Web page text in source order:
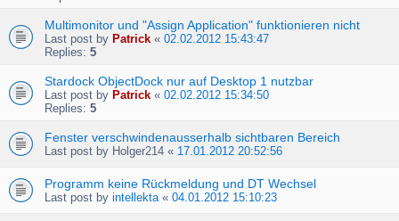
Multimonitor und "Assign Application" funktionieren nicht
Last post by Patrick « 02.02.2012 15:43:47
Replies: 5
Stardock ObjectDock nur auf Desktop 1 nutzbar
Last post by Patrick « 02.02.2012 15:34:50
Replies: 5
Fenster verschwindenausserhalb sichtbaren Bereich
Last post by Holger214 « 17.01.2012 20:52:56
Programm keine Rückmeldung und DT Wechsel
Last post by intellekta« 04.01.2012 15:10:23